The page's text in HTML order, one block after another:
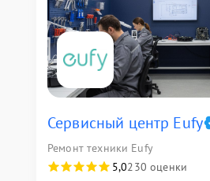
Сервисный центр Eufy
Ремонт техники Eufy
5,0230 оценки